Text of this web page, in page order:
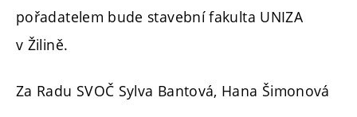
pořadatelem bude stavební fakulta UNIZA
v Žilině.
Za Radu SVOČ Sylva Bantová, Hana Šimonová